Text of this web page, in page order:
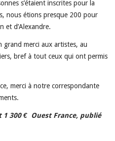
s’étaient inscrites pour la
nous étions presque 200 pour
et d’Alexandre.
grand merci aux artistes, au
bref à tout ceux qui ont permis
merci à notre correspondante
1 300 € Ouest France, publié